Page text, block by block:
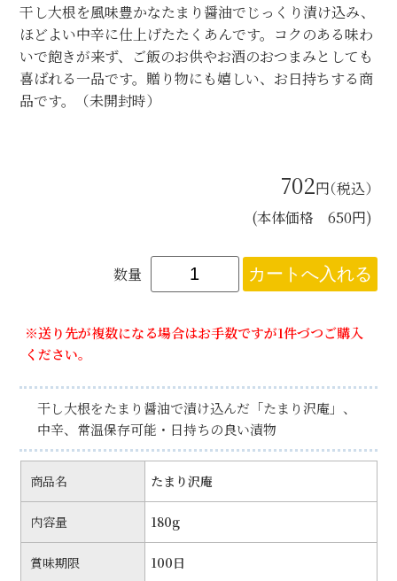
干し大根を風味豊かなたまり醤油でじっくり漬け込み、
ほどよい中辛に仕上げたたくあんです。コクのある味わ
いで飽きが来ず、ご飯のお供やお酒のおつまみとしても
喜ばれる一品です。贈り物にも嬉しい、お日持ちする商
品です。（未開封時）
702円（税込）
(本体価格 650円)
数量
※送り先が複数になる場合はお手数ですが1件づつご購入
ください。
干し大根をたまり醤油で漬け込んだ「たまり沢庵」、
中辛、常温保存可能・日持ちの良い漬物
商品名 たまり沢庵
内容量 180g
賞味期限 100日